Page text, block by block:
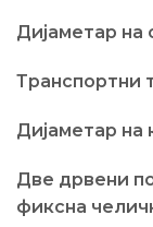
Дијаметар на
Транспортни
Дијаметар на
Две дрвени
фиксна